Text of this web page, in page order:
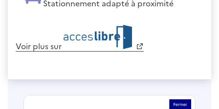
Stationnement adapté à proximité
Voir plus sur